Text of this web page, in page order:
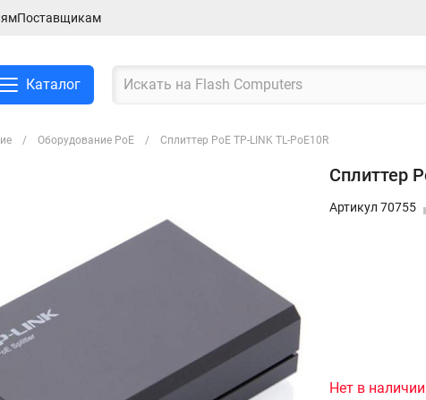
Поставщикам
Каталог
Оборудование PoE Сплиттер PoE TP-LINK TL-PoE10R
Сплиттер
Артикул 70755
Нет в наличии